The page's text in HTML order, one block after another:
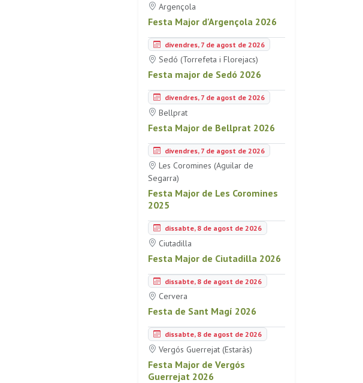
Argençola
Festa Major d'Argençola 2026
divendres, 7 de agost de 2026
Sedó (Torrefeta i Florejacs)
Festa major de Sedó 2026
divendres, 7 de agost de 2026
Bellprat
Festa Major de Bellprat 2026
divendres, 7 de agost de 2026
Les Coromines (Aguilar de
Segarra)
Festa Major de Les Coromines
2025
dissabte, 8 de agost de 2026
Ciutadilla
Festa Major de Ciutadilla 2026
dissabte, 8 de agost de 2026
Cervera
Festa de Sant Magí 2026
dissabte, 8 de agost de 2026
Vergós Guerrejat (Estaràs)
Festa Major de Vergós
Guerrejat 2026